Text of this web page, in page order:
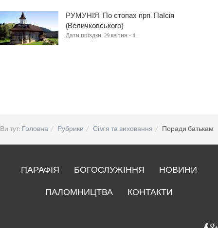
РУМУНІЯ. По стопах прп. Паїсія
(Величковського)
Дати поїздки: 29 квітня - 4…
Ви тут: Головна Рубрики Сім'я та виховання Поради батькам
ПАРАФІЯ БОГОСЛУЖІННЯ
НОВИНИ
ПАЛОМНИЦТВА
КОНТАКТИ